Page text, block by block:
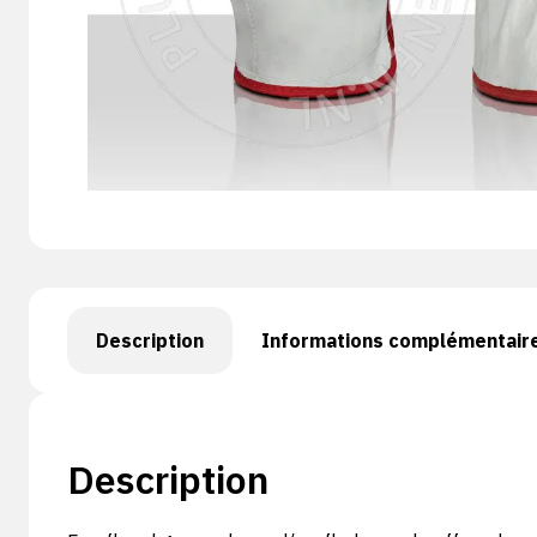
Description Informations
Description